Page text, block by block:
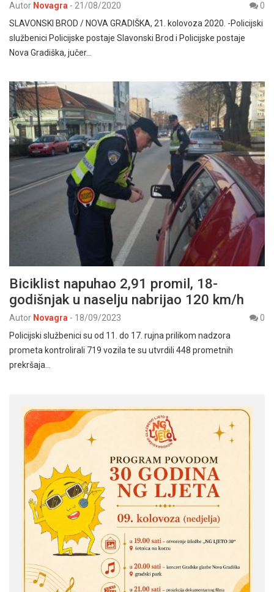
Autor Novagra - 21/08/2020
0
SLAVONSKI BROD / NOVA GRADIŠKA, 21. kolovoza 2020. -Policijski
službenici Policijske postaje Slavonski Brod i Policijske postaje
Nova Gradiška, jučer…
Biciklist napuhao 2,91 promil, 18-
godišnjak u naselju nabrijao 120 km/h
Autor Novagra - 18/09/2023
0
Policijski službenici su od 11. do 17. rujna prilikom nadzora
prometa kontrolirali 719 vozila te su utvrdili 448 prometnih
prekršaja…